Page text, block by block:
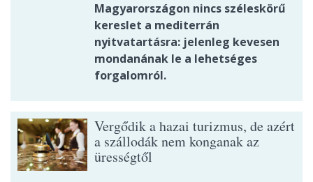
Magyarországon nincs széleskörű
kereslet a mediterrán
nyitvatartásra: jelenleg kevesen
mondanának le a lehetséges
forgalomról.
Vergődik a hazai turizmus, de azért
a szállodák nem konganak az
ürességtől